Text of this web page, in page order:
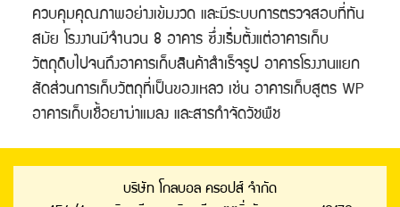
ควบคุมคุณภาพอย่างเข้มงวด และมีระบบการตรวจสอบที่ทัน
สมัย โรงงานมีจำนวน 8 อาคาร ซึ่งเริ่มตั้งแต่อาคารเก็บ
วัตถุดิบไปจนถึงอาคารเก็บสินค้าสำเร็จรูป อาคารโรงงานแยก
สัดส่วนการเก็บวัตถุที่เป็นของเหลว เช่น อาคารเก็บสูตร WP
อาคารเก็บเชื้อยาฆ่าแมลง และสารกำจัดวัชพืช
บริษัท โกลบอล ครอปส์ จำกัด